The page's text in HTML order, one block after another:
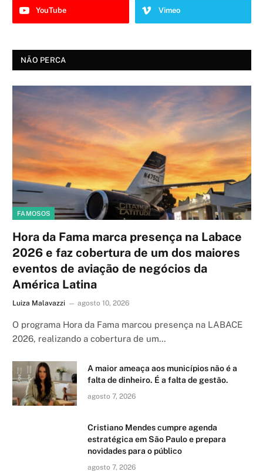
YouTube Vimeo
NÃO PERCA
FAMOSOS
Hora da Fama marca presença na Labace
2026 e faz cobertura de um dos maiores
eventos de aviação de negócios da
América Latina
Luiza Malavazzi agosto 10, 2026
O programa Hora da Fama marcou presença na LABACE
2026, realizando a cobertura de um…
A maior ameaça aos municípios não é a
falta de dinheiro. É a falta de gestão.
agosto 7, 2026
Cristiano Mendes cumpre agenda
estratégica em São Paulo e prepara
novidades para o público
agosto 7, 2026